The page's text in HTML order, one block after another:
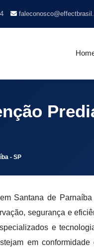
- SP
Santana de
segurança e
e
em conformidade